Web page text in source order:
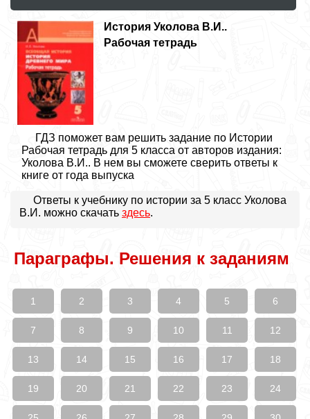
История Уколова В.И..
Рабочая тетрадь
ГДЗ поможет вам решить задание по Истории
Рабочая тетрадь для 5 класса от авторов издания:
Уколова В.И.. В нем вы сможете сверить ответы к
книге от года выпуска
Ответы к учебнику по истории за 5 класс Уколова
В.И. можно скачать здесь.
Параграфы. Решения к заданиям
1 2 3 4 5 6
7 8 9 10 11 12
13 14 15 16 17 18
19 20 21 22 23 24